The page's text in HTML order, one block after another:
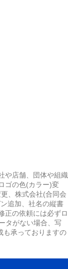
や店舗、団体や組織
ゴの色(カラー)変
、株式会社(合同会
追加、社名の縦書
正の依頼には必ずロ
タがない場合、写
も承っておりますの